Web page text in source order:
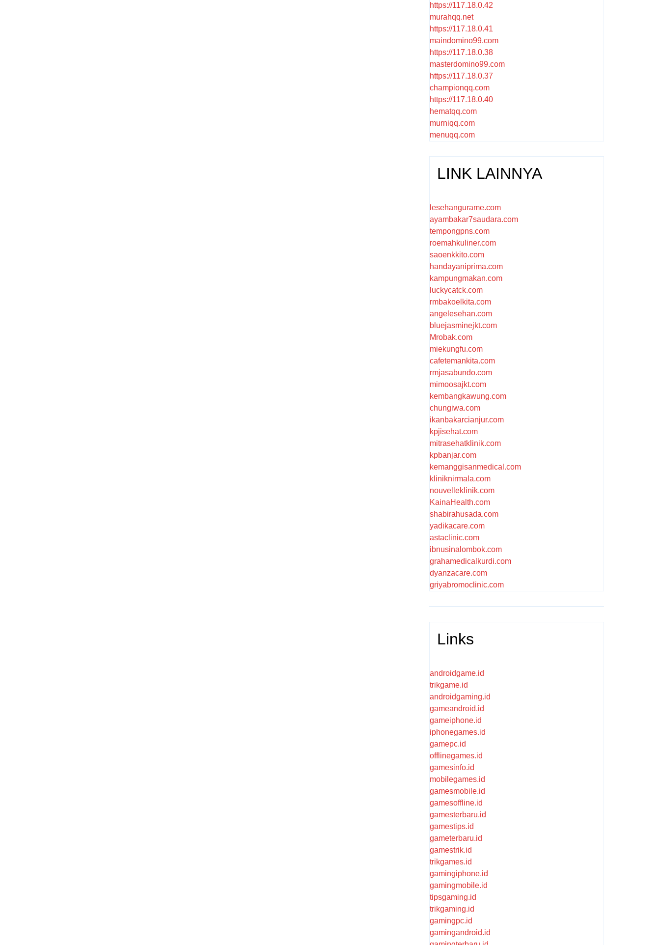
https://117.18.0.42
murahqq.net
https://117.18.0.41
maindomino99.com
https://117.18.0.38
masterdomino99.com
https://117.18.0.37
championqq.com
https://117.18.0.40
hematqq.com
murniqq.com
menuqq.com
LINK LAINNYA
lesehangurame.com
ayambakar7saudara.com
tempongpns.com
roemahkuliner.com
saoenkkito.com
handayaniprima.com
kampungmakan.com
luckycatck.com
rmbakoelkita.com
angelesehan.com
bluejasminejkt.com
Mrobak.com
miekungfu.com
cafetemankita.com
rmjasabundo.com
mimoosajkt.com
kembangkawung.com
chungiwa.com
ikanbakarcianjur.com
kpjisehat.com
mitrasehatklinik.com
kpbanjar.com
kemanggisanmedical.com
kliniknirmala.com
nouvelleklinik.com
KainaHealth.com
shabirahusada.com
yadikacare.com
astaclinic.com
ibnusinalombok.com
grahamedicalkurdi.com
dyanzacare.com
griyabromoclinic.com
Links
androidgame.id
trikgame.id
androidgaming.id
gameandroid.id
gameiphone.id
iphonegames.id
gamepc.id
offlinegames.id
gamesinfo.id
mobilegames.id
gamesmobile.id
gamesoffline.id
gamesterbaru.id
gamestips.id
gameterbaru.id
gamestrik.id
trikgames.id
gamingiphone.id
gamingmobile.id
tipsgaming.id
trikgaming.id
gamingpc.id
gamingandroid.id